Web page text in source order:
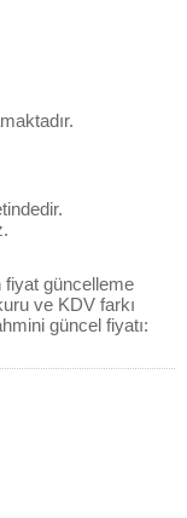
fiyat güncelleme
ve KDV farkı
güncel fiyatı: